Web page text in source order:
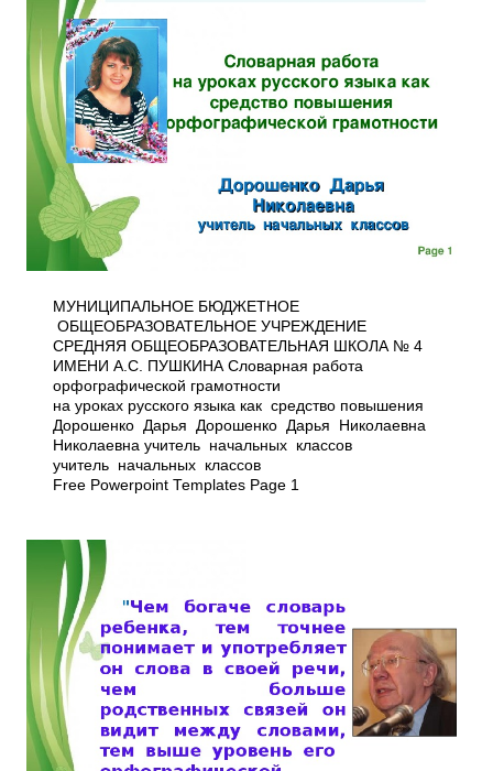
МУНИЦИПАЛЬНОЕ БЮДЖЕТНОЕ
ОБЩЕОБРАЗОВАТЕЛЬНОЕ УЧРЕЖДЕНИЕ
СРЕДНЯЯ ОБЩЕОБРАЗОВАТЕЛЬНАЯ ШКОЛА № 4
ИМЕНИ А.С. ПУШКИНА Словарная работа
орфографической грамотности
на уроках русского языка как средство повышения
Дорошенко Дарья Дорошенко Дарья Николаевна
Николаевна учитель начальных классов
учитель начальных классов
Free Powerpoint Templates Page 1